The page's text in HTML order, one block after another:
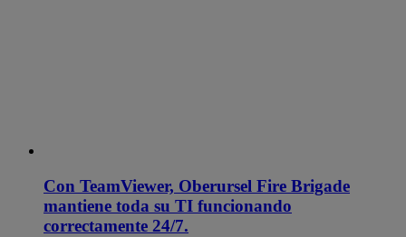
Con TeamViewer, Oberursel Fire Brigade
mantiene toda su TI funcionando
correctamente 24/7.